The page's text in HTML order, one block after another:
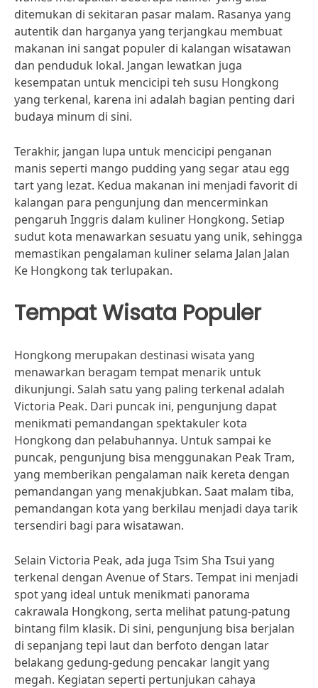
ditemukan di sekitaran pasar malam. Rasanya yang
autentik dan harganya yang terjangkau membuat
makanan ini sangat populer di kalangan wisatawan
dan penduduk lokal. Jangan lewatkan juga
kesempatan untuk mencicipi teh susu Hongkong
yang terkenal, karena ini adalah bagian penting dari
budaya minum di sini.
Terakhir, jangan lupa untuk mencicipi penganan
manis seperti mango pudding yang segar atau egg
tart yang lezat. Kedua makanan ini menjadi favorit di
kalangan para pengunjung dan mencerminkan
pengaruh Inggris dalam kuliner Hongkong. Setiap
sudut kota menawarkan sesuatu yang unik, sehingga
memastikan pengalaman kuliner selama Jalan Jalan
Ke Hongkong tak terlupakan.
Tempat Wisata Populer
Hongkong merupakan destinasi wisata yang
menawarkan beragam tempat menarik untuk
dikunjungi. Salah satu yang paling terkenal adalah
Victoria Peak. Dari puncak ini, pengunjung dapat
menikmati pemandangan spektakuler kota
Hongkong dan pelabuhannya. Untuk sampai ke
puncak, pengunjung bisa menggunakan Peak Tram,
yang memberikan pengalaman naik kereta dengan
pemandangan yang menakjubkan. Saat malam tiba,
pemandangan kota yang berkilau menjadi daya tarik
tersendiri bagi para wisatawan.
Selain Victoria Peak, ada juga Tsim Sha Tsui yang
terkenal dengan Avenue of Stars. Tempat ini menjadi
spot yang ideal untuk menikmati panorama
cakrawala Hongkong, serta melihat patung-patung
bintang film klasik. Di sini, pengunjung bisa berjalan
di sepanjang tepi laut dan berfoto dengan latar
belakang gedung-gedung pencakar langit yang
megah. Kegiatan seperti pertunjukan cahaya